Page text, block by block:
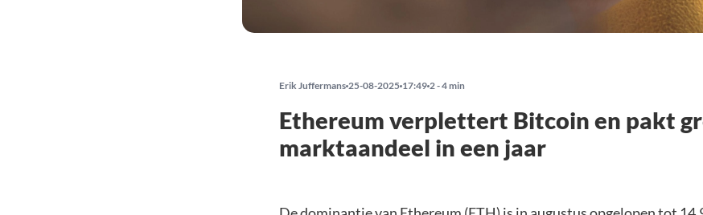
Erik Juffermans 25-08-2025 17:49 2 - 4 min
Ethereum verplettert Bitcoin en pakt
marktaandeel in een jaar